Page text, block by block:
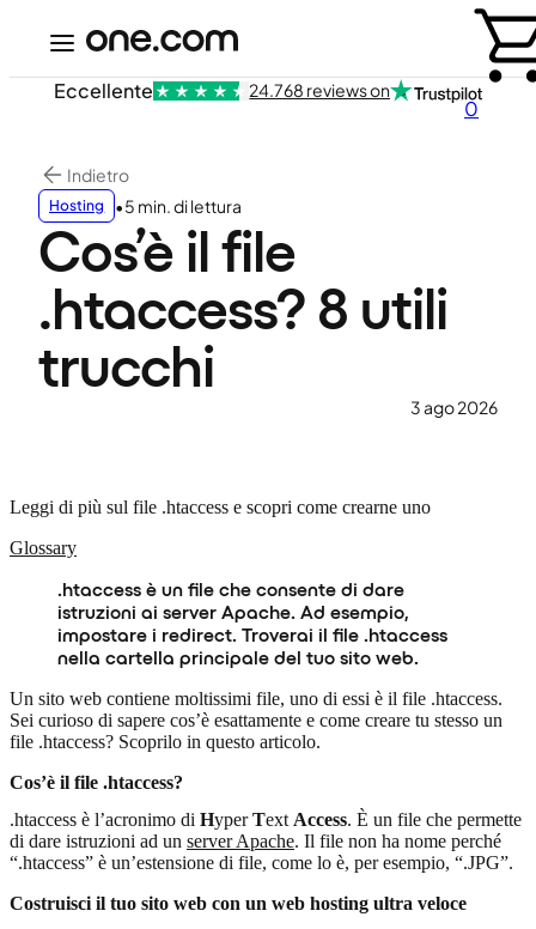
0
Eccellente 24.768 reviews on
Indietro
Hosting •5 min. di lettura
Cos’è il file
.htaccess? 8 utili
trucchi
3 ago 2026
Leggi di più sul file .htaccess e scopri come crearne uno
Glossary
.htaccess è un file che consente di dare
istruzioni ai server Apache. Ad esempio,
impostare i redirect. Troverai il file .htaccess
nella cartella principale del tuo sito web.
Un sito web contiene moltissimi file, uno di essi è il file .htaccess.
Sei curioso di sapere cos’è esattamente e come creare tu stesso un
file .htaccess? Scoprilo in questo articolo.
Cos’è il file .htaccess?
.htaccess è l’acronimo di HyperText Access. È un file che permette
di dare istruzioni ad un server Apache. Il file non ha nome perché
“.htaccess” è un’estensione di file, come lo è, per esempio, “.JPG”.
Costruisci il tuo sito web con un web hosting ultra veloce